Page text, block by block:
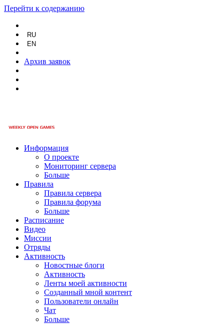
Перейти к содержанию
RU
EN
Архив заявок
Информация
О проекте
Мониторинг сервера
Больше
Правила
Правила сервера
Правила форума
Больше
Расписание
Видео
Миссии
Отряды
Активность
Новостные блоги
Активность
Ленты моей активности
Созданный мной контент
Пользователи онлайн
Чат
Больше